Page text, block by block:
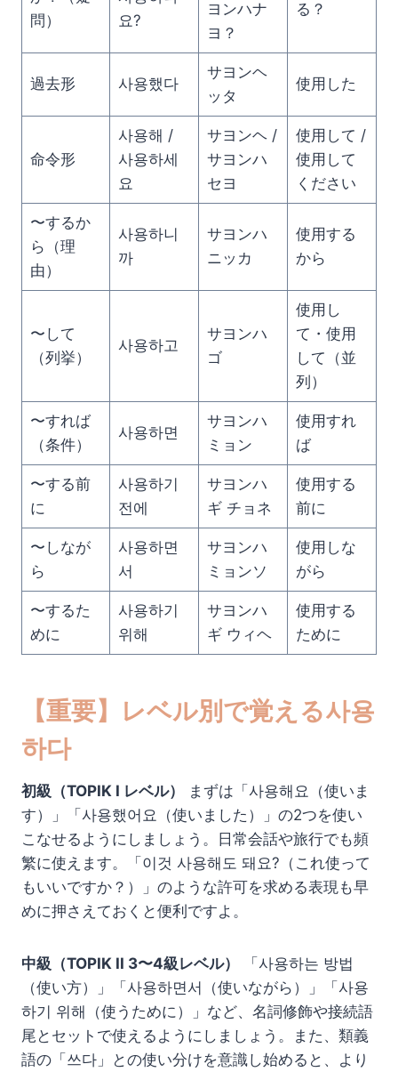
問）
요?
ヨンハナ
ヨ？
る？
過去形 사용했다
サヨンヘ
ッタ
使用した
命令形
사용해 /
사용하세
요
サヨンヘ /
サヨンハ
セヨ
使用して /
使用して
ください
〜するか
ら（理
由）
사용하니
까
サヨンハ
ニッカ
使用する
から
〜して
（列挙）
사용하고
サヨンハ
ゴ
使用し
て・使用
して（並
列）
〜すれば
（条件）
사용하면
サヨンハ
ミョン
使用すれ
ば
〜する前
に
사용하기
전에
サヨンハ
ギ チョネ
使用する
前に
〜しなが
ら
사용하면
서
サヨンハ
ミョンソ
使用しな
がら
〜するた
めに
사용하기
위해
サヨンハ
ギ ウィヘ
使用する
ために
【重要】レベル別で覚える사용
하다
初級（TOPIK I レベル）
まずは「사용해요（使いま
す）」「사용했어요（使いました）」の2つを使い
こなせるようにしましょう。日常会話や旅行でも頻
繁に使えます。「이것 사용해도 돼요?（これ使って
もいいですか？）」のような許可を求める表現も早
めに押さえておくと便利ですよ。
中級（TOPIK II 3〜4級レベル）
「사용하는 방법
（使い方）」「사용하면서（使いながら）」「사용
하기 위해（使うために）」など、名詞修飾や接続語
尾とセットで使えるようにしましょう。また、類義
語の「쓰다」との使い分けを意識し始めると、より